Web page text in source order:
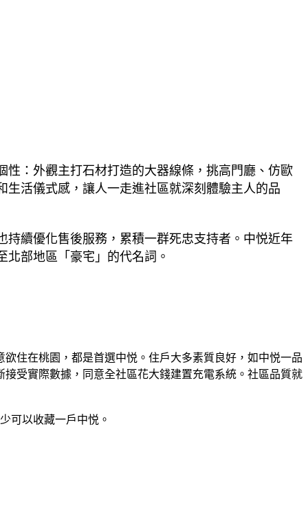
：外觀主打石材打造的大器線條，挑高門廳、仿歐
活儀式感，讓人一走進社區就深刻體驗主人的品
續優化售後服務，累積一群死忠支持者。中悦近年
部地區「豪宅」的代名詞。
住在桃園，都是首選中悦。住戶大多素質良好，如中悦一品
受實際數據，同意全社區花大錢建置充電系統。社區品質就
可以收藏一戶中悦。